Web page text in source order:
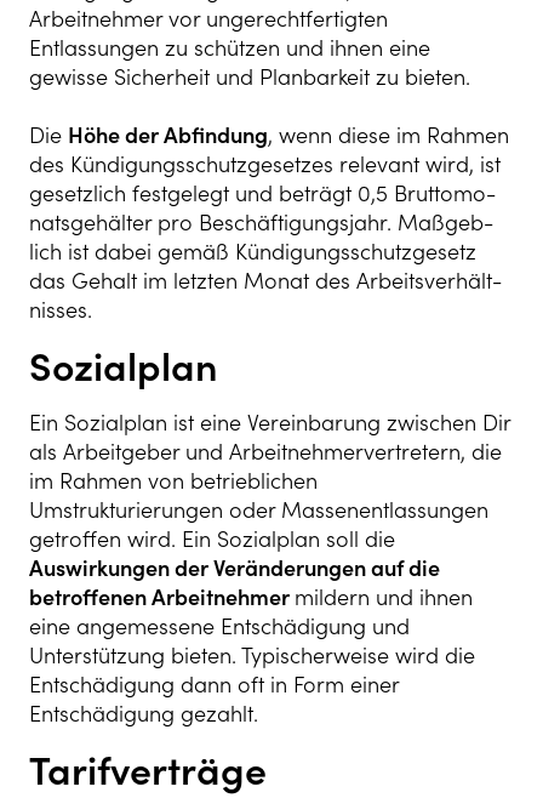
Arbeitnehmer vor ungerechtfertigten
Entlassungen zu schützen und ihnen eine
gewisse Sicherheit und Planbarkeit zu bieten.
Die Höhe der Ab­fin­dung, wenn diese im Rahmen
des Kündigungsschutzgesetzes relevant wird, ist
ge­setz­lich fest­ge­legt und beträgt 0,5 Brut­to­mo­
nats­gehälter pro Beschäfti­gungs­jahr. Maßgeb­
lich ist da­bei gemäß Kündigungsschutzgesetz
das Ge­halt im letz­ten Mo­nat des Ar­beits­verhält­
nis­ses.
Sozialplan
Ein Sozialplan ist eine Vereinbarung zwischen Dir
als Arbeitgeber und Arbeitnehmervertretern, die
im Rahmen von betrieblichen
Umstrukturierungen oder Massenentlassungen
getroffen wird. Ein Sozialplan soll die
Auswirkungen der Veränderungen auf die
betroffenen Arbeitnehmer mildern und ihnen
eine angemessene Entschädigung und
Unterstützung bieten. Typischerweise wird die
Entschädigung dann oft in Form einer
Entschädigung gezahlt.
Tarifverträge